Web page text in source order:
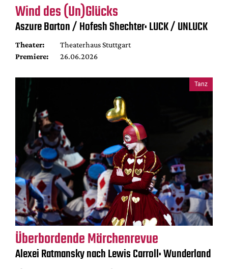
Wind des (Un)Glücks
Aszure Barton / Hofesh Shechter: LUCK / UNLUCK
Theater:
Theaterhaus Stuttgart
Premiere:
26.06.2026
Tanz
Überbordende Märchenrevue
Alexei Ratmansky nach Lewis Carroll: Wunderland